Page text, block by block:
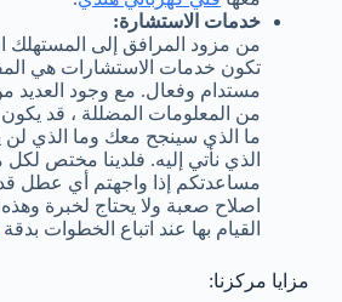
خدمات الاستشارة:
من مزود المرافق إلى المستهلك
تكون خدمات الاستشارات هي
مستدام وفعال. مع وجود العديد من
من المعلومات المضللة ، قد
ما الذي سينجح معك وما الذي لن
الذي نأتي إليه. فلدينا مختص
مساعدتكم إذا واجهتم أي عطل قد
اصلاح صعبة ولا يحتاج لخبرة
القيام بها عند اتباع الخطوات بدقة
مزايا مركزنا: